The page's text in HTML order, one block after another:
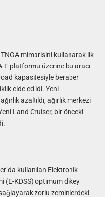
mimarisini kullanarak ilk
F platformu üzerine bu aracı
kapasitesiyle beraber
elde edildi. Yeni
azaltıldı, ağırlık merkezi
Land Cruiser, bir önceki
kullanılan Elektronik
(E-KDSS) optimum dikey
zorlu zeminlerdeki